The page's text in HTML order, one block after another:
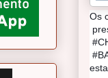
Os